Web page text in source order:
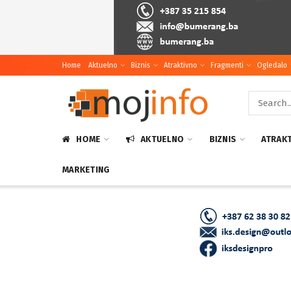
Home Aktuelno Biznis Atraktivno Fragmenti Ogledalo
HOME AKTUELNO BIZNIS
MARKETING